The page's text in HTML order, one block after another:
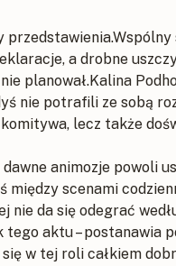
a drobne
planował.Kalina
nie potrafili ze sobą
lecz także
animozje powoli
między scenami
nie da się odegrać
aktu – postanawia
w tej roli całkiem